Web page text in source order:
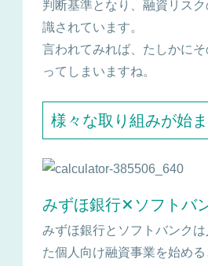
判断基準となり、融資リス
識されています。
言われてみれば、たしかに
ってしまいますね。
様々な取り組みが始
みずほ銀行✕ソフトバ
みずほ銀行とソフトバンク
た個人向け融資事業を始める